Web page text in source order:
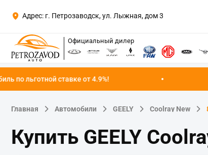
Адрес: г. Петрозаводск, ул. Лыжная, дом 3
Официальный дилер
ставке от 4.9%!
Главная Автомобили GEELY Coolray New
Купить GEELY